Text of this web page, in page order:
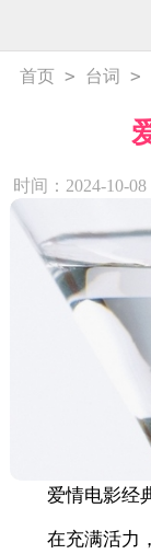
首页 > 台词 >
时间：2024-10-08
爱情电影经
在充满活力